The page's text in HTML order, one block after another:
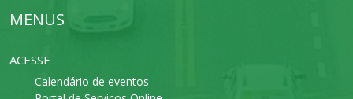
MENUS
ACESSE
Calendário de eventos